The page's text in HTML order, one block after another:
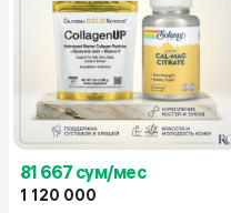
81 667 сум/мес
1 120 000